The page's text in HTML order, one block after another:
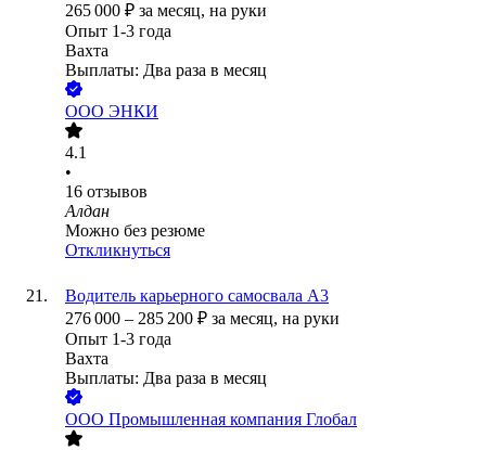
265 000 ₽ за месяц, на руки
Опыт 1-3 года
Вахта
Выплаты: Два раза в месяц
ООО ЭНКИ
4.1
•
16 отзывов
Алдан
Можно без резюме
Откликнуться
Водитель карьерного самосвала А3
276 000 – 285 200 ₽ за месяц, на руки
Опыт 1-3 года
Вахта
Выплаты: Два раза в месяц
ООО Промышленная компания Глобал